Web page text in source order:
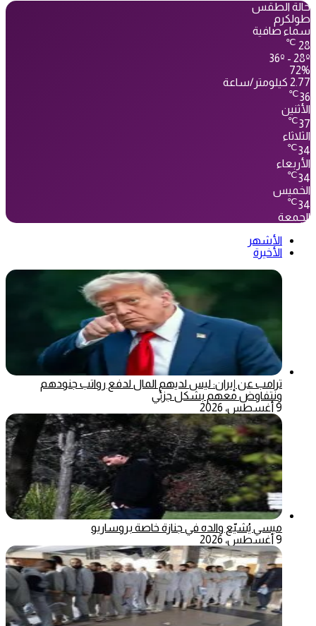
حالة الطقس
طولكرم
سماء صافية
28
℃
36º - 28º
72%
2.77 كيلومتر/ساعة
36
℃
الأثنين
37
℃
الثلاثاء
34
℃
الأربعاء
34
℃
الخميس
34
℃
الجمعة
الأشهر
الأخيرة
ترامب عن إيران: ليس لديهم المال لدفع رواتب جنودهم
ونتفاوض معهم بشكل جزئي
9 أغسطس، 2026
ميسي يُشيّع والده في جنازة خاصة بروساريو
9 أغسطس، 2026